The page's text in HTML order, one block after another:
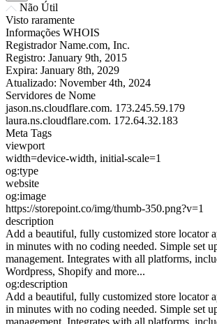
Não Útil
Visto raramente
Informações WHOIS
Registrador Name.com, Inc.
Registro: January 9th, 2015
Expira: January 8th, 2029
Atualizado: November 4th, 2024
Servidores de Nome
jason.ns.cloudflare.com. 173.245.59.179
laura.ns.cloudflare.com. 172.64.32.183
Meta Tags
viewport
width=device-width, initial-scale=1
og:type
website
og:image
https://storepoint.co/img/thumb-350.png?v=1
description
Add a beautiful, fully customized store locator
in minutes with no coding needed. Simple set
management. Integrates with all platforms,
Wordpress, Shopify and more...
og:description
Add a beautiful, fully customized store locator
in minutes with no coding needed. Simple set
management. Integrates with all platforms,